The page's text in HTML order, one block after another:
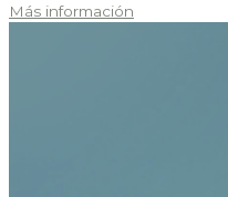
Más información